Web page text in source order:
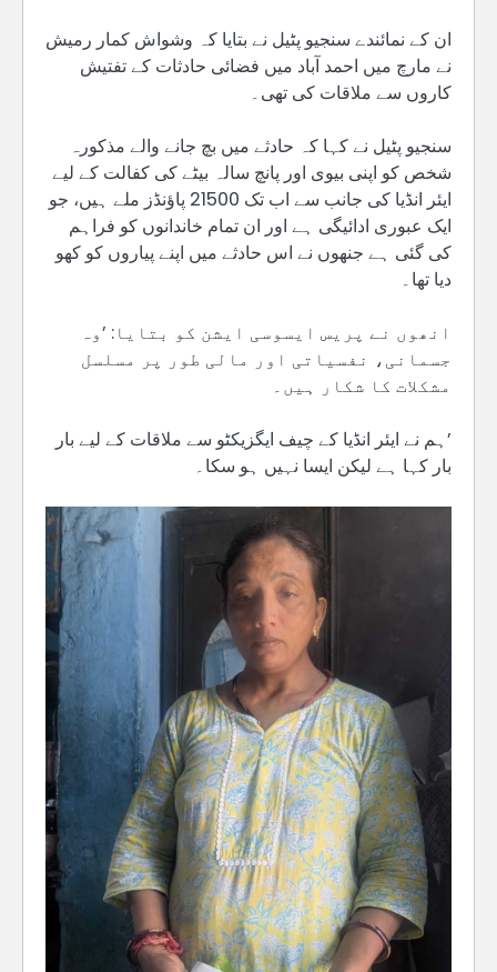
ان کے نمائندے سنجیو پٹیل نے بتایا کہ وشواش کمار رمیش
نے مارچ میں احمد آباد میں فضائی حادثات کے تفتیش
کاروں سے ملاقات کی تھی۔
سنجیو پٹیل نے کہا کہ حادثے میں بچ جانے والے مذکورہ
شخص کو اپنی بیوی اور پانچ سالہ بیٹے کی کفالت کے لیے
ایئر انڈیا کی جانب سے اب تک 21500 پاؤنڈز ملے ہیں، جو
ایک عبوری ادائیگی ہے اور ان تمام خاندانوں کو فراہم
کی گئی ہے جنھوں نے اس حادثے میں اپنے پیاروں کو کھو
دیا تھا۔
انھوں نے پریس ایسوسی ایشن کو بتایا: ’وہ
جسمانی، نفسیاتی اور مالی طور پر مسلسل
مشکلات کا شکار ہیں۔
’ہم نے ایئر انڈیا کے چیف ایگزیکٹو سے ملاقات کے لیے بار
بار کہا ہے لیکن ایسا نہیں ہو سکا۔